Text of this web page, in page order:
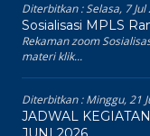
Diterbitkan :Selasa, 7 Jul
Sosialisasi MPLS
Rekaman zoom
materi klik...
Diterbitkan :Minggu, 21
JADWAL